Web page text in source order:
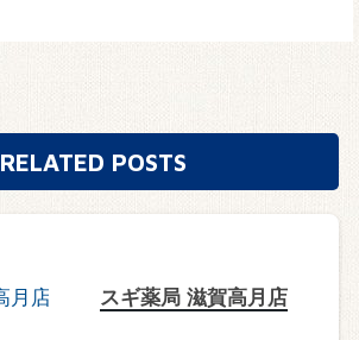
RELATED POSTS
スギ薬局 滋賀高月店